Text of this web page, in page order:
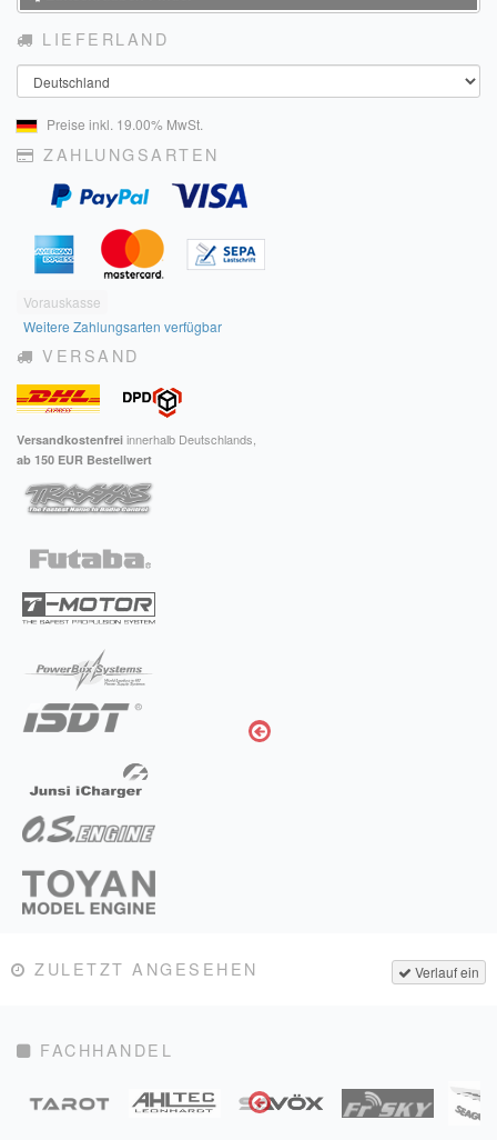
Impressum
FAQ
ÜBER UNS
KONTAKT
WARENKORB
LIEFERLAND
Land
Preise inkl. 19.00% MwSt.
ZAHLUNGSARTEN
Vorauskasse
Weitere Zahlungsarten verfügbar
VERSAND
Versandkostenfrei innerhalb Deutschlands,
ab 150 EUR Bestellwert
Verlauf ein
ZULETZT ANGESEHEN
FACHHANDEL